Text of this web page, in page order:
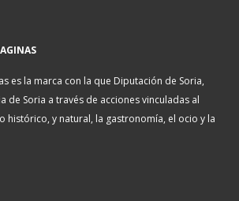
es la marca con la que Diputación de Soria,
de Soria a través de acciones vinculadas al
histórico, y natural, la gastronomía, el ocio y la